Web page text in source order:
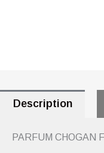
Description
PARFUM CHOGAN